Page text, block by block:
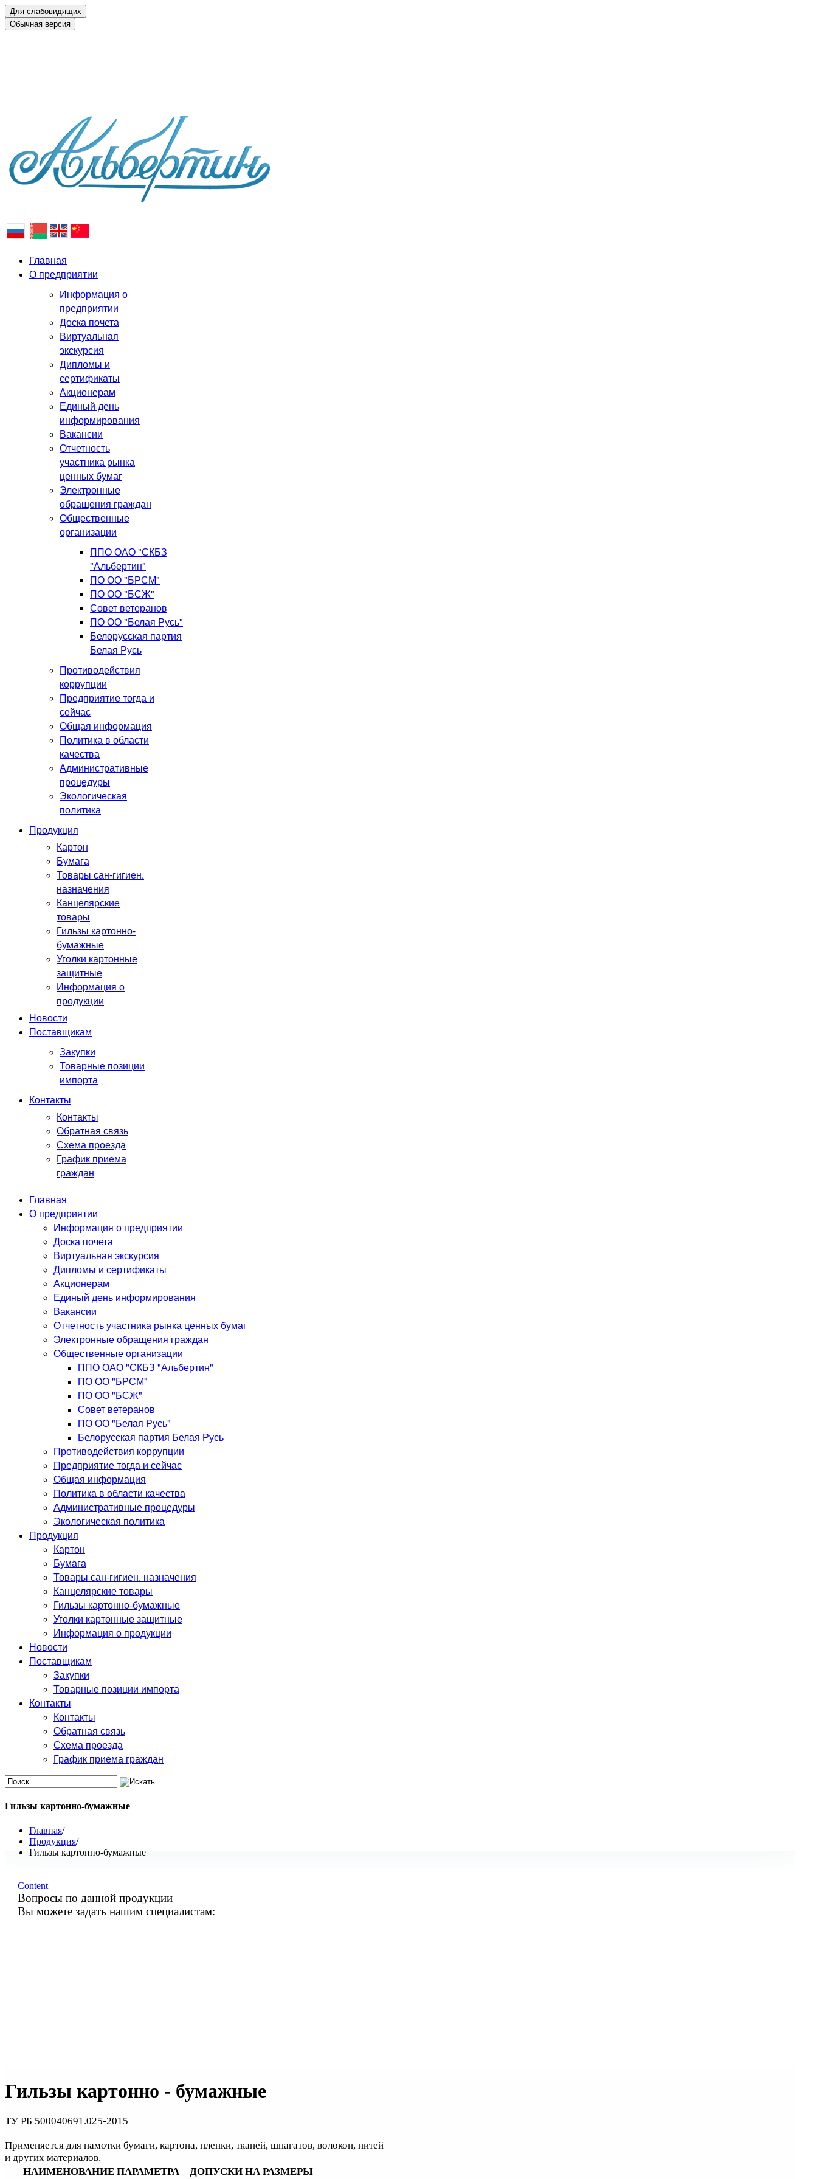
Главная
О предприятии
Информация о
предприятии
Доска почета
Виртуальная
экскурсия
Дипломы и
сертификаты
Акционерам
Единый день
информирования
Вакансии
Отчетность
участника рынка
ценных бумаг
Электронные
обращения граждан
Общественные
организации
ППО ОАО "СКБЗ
"Альбертин"
ПО ОО "БРСМ"
ПО ОО "БСЖ"
Совет ветеранов
ПО ОО "Белая Русь"
Белорусская партия
Белая Русь
Противодействия
коррупции
Предприятие тогда и
сейчас
Общая информация
Политика в области
качества
Административные
процедуры
Экологическая
политика
Продукция
Картон
Бумага
Товары сан-гигиен.
назначения
Канцелярские
товары
Гильзы картонно-
бумажные
Уголки картонные
защитные
Информация о
продукции
Новости
Поставщикам
Закупки
Товарные позиции
импорта
Контакты
Контакты
Обратная связь
Схема проезда
График приема
граждан
Главная
О предприятии
Информация о предприятии
Доска почета
Виртуальная экскурсия
Дипломы и сертификаты
Акционерам
Единый день информирования
Вакансии
Отчетность участника рынка ценных бумаг
Электронные обращения граждан
Общественные организации
ППО ОАО "СКБЗ "Альбертин"
ПО ОО "БРСМ"
ПО ОО "БСЖ"
Совет ветеранов
ПО ОО "Белая Русь"
Белорусская партия Белая Русь
Противодействия коррупции
Предприятие тогда и сейчас
Общая информация
Политика в области качества
Административные процедуры
Экологическая политика
Продукция
Картон
Бумага
Товары сан-гигиен. назначения
Канцелярские товары
Гильзы картонно-бумажные
Уголки картонные защитные
Информация о продукции
Новости
Поставщикам
Закупки
Товарные позиции импорта
Контакты
Контакты
Обратная связь
Схема проезда
График приема граждан
Гильзы картонно-бумажные
Главная/
Продукция/
Гильзы картонно-бумажные
Content
Вопросы по данной продукции
Вы можете задать нашим специалистам:
Гильзы картонно - бумажные
ТУ РБ 500040691.025-2015
Применяется для намотки бумаги, картона, пленки, тканей, шпагатов, волокон, нитей
и других материалов.
НАИМЕНОВАНИЕ ПАРАМЕТРА
ДОПУСКИ НА РАЗМЕРЫ